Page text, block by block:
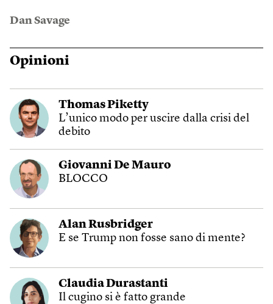
Dan Savage
Opinioni
Thomas Piketty
L’unico modo per uscire dalla crisi del
debito
Giovanni De Mauro
BLOCCO
Alan Rusbridger
E se Trump non fosse sano di mente?
Claudia Durastanti
Il cugino si è fatto grande